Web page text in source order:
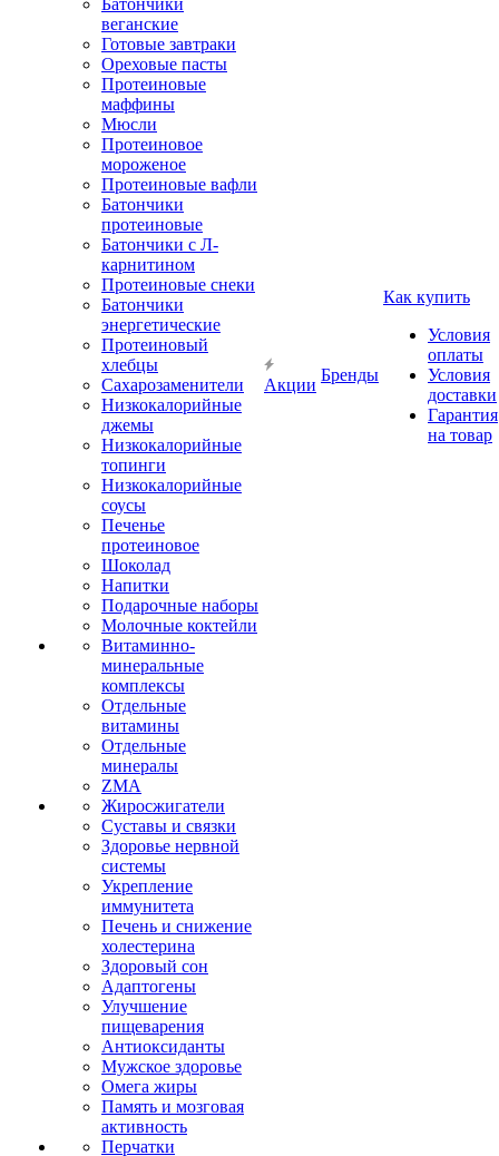
Батончики
веганские
Готовые завтраки
Ореховые пасты
Протеиновые
маффины
Мюсли
Протеиновое
мороженое
Протеиновые вафли
Батончики
протеиновые
Батончики с Л-
карнитином
Протеиновые снеки
Батончики
энергетические
Протеиновый
хлебцы
Сахарозаменители
Низкокалорийные
джемы
Низкокалорийные
топинги
Низкокалорийные
соусы
Печенье
протеиновое
Шоколад
Напитки
Подарочные наборы
Молочные коктейли
Витаминно-
минеральные
комплексы
Отдельные
витамины
Отдельные
минералы
ZMA
Жиросжигатели
Суставы и связки
Здоровье нервной
системы
Укрепление
иммунитета
Печень и снижение
холестерина
Здоровый сон
Адаптогены
Улучшение
пищеварения
Антиоксиданты
Мужское здоровье
Омега жиры
Память и мозговая
активность
Перчатки
Акции
Бренды
Как купить
Условия
оплаты
Условия
доставки
Гарантия
на товар